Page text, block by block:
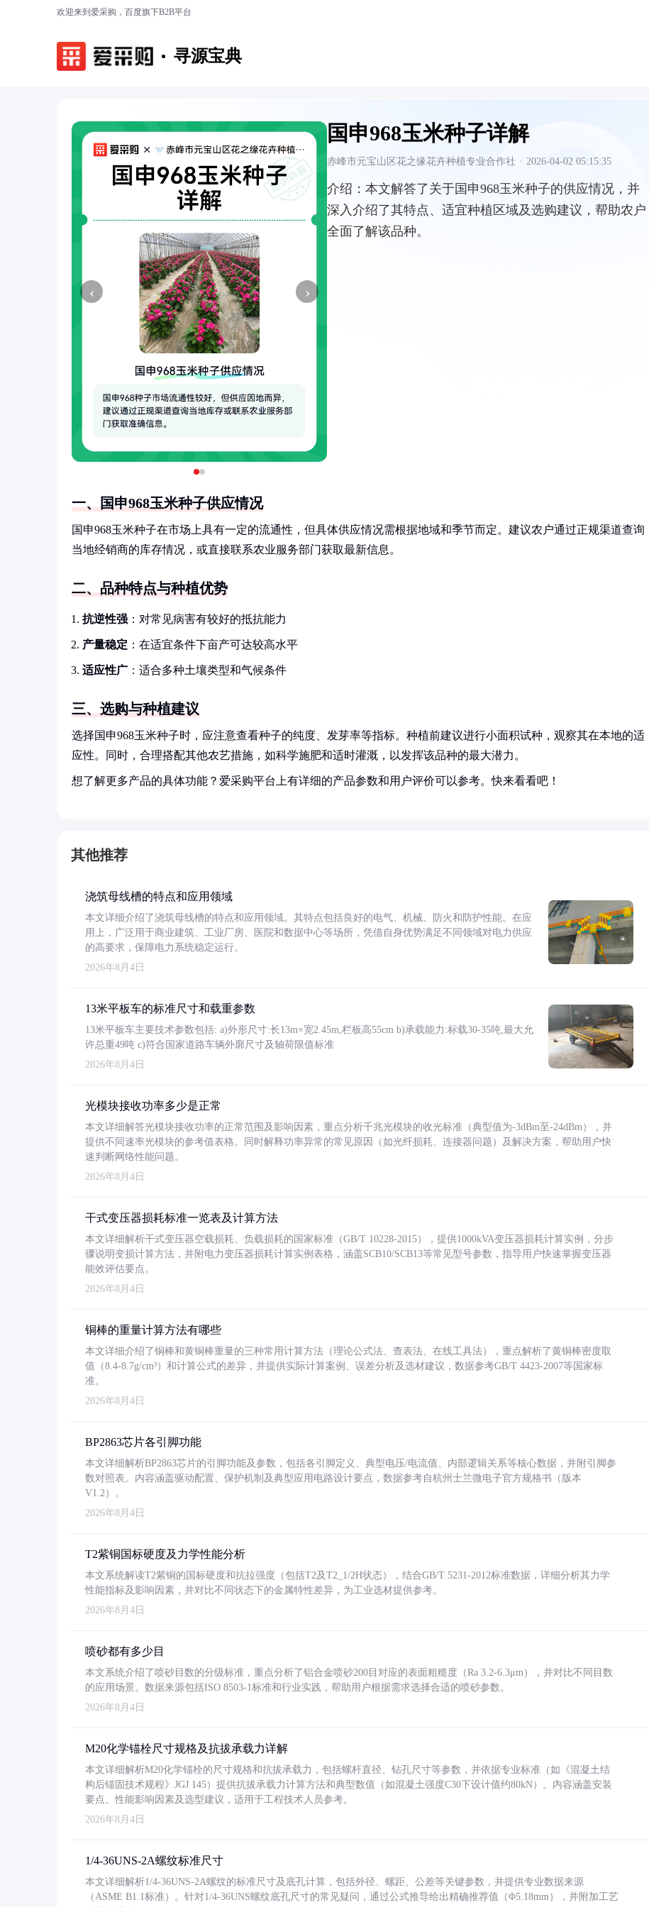
欢迎来到爱采购，百度旗下B2B平台
寻源宝典
‹ ›
国申968玉米种子详解
赤峰市元宝山区花之缘花卉种植专业合作社 · 2026-04-02 05:15:35
介绍： 本文解答了关于国申968玉米种子的供应情况，并
深入介绍了其特点、适宜种植区域及选购建议，帮助农户
全面了解该品种。
一、国申968玉米种子供应情况
国申968玉米种子在市场上具有一定的流通性，但具体供应情况需根据地域和季节而定。建议农户通过正规渠道查询
当地经销商的库存情况，或直接联系农业服务部门获取最新信息。
二、品种特点与种植优势
抗逆性强 ：对常见病害有较好的抵抗能力
产量稳定 ：在适宜条件下亩产可达较高水平
适应性广 ：适合多种土壤类型和气候条件
三、选购与种植建议
选择国申968玉米种子时，应注意查看种子的纯度、发芽率等指标。种植前建议进行小面积试种，观察其在本地的适
应性。同时，合理搭配其他农艺措施，如科学施肥和适时灌溉，以发挥该品种的最大潜力。
想了解更多产品的具体功能？爱采购平台上有详细的产品参数和用户评价可以参考。快来看看吧！
其他推荐
浇筑母线槽的特点和应用领域
本文详细介绍了浇筑母线槽的特点和应用领域。其特点包括良好的电气、机械、防火和防护性能。在应
用上，广泛用于商业建筑、工业厂房、医院和数据中心等场所，凭借自身优势满足不同领域对电力供应
的高要求，保障电力系统稳定运行。
2026年8月4日
13米平板车的标准尺寸和载重参数
13米平板车主要技术参数包括: a)外形尺寸:长13m×宽2.45m,栏板高55cm b)承载能力:标载30-35吨,最大允
许总重49吨 c)符合国家道路车辆外廓尺寸及轴荷限值标准
2026年8月4日
光模块接收功率多少是正常
本文详细解答光模块接收功率的正常范围及影响因素，重点分析千兆光模块的收光标准（典型值为-3dBm至-24dBm），并
提供不同速率光模块的参考值表格。同时解释功率异常的常见原因（如光纤损耗、连接器问题）及解决方案，帮助用户快
速判断网络性能问题。
2026年8月4日
干式变压器损耗标准一览表及计算方法
本文详细解析干式变压器空载损耗、负载损耗的国家标准（GB/T 10228-2015），提供1000kVA变压器损耗计算实例，分步
骤说明变损计算方法，并附电力变压器损耗计算实例表格，涵盖SCB10/SCB13等常见型号参数，指导用户快速掌握变压器
能效评估要点。
2026年8月4日
铜棒的重量计算方法有哪些
本文详细介绍了铜棒和黄铜棒重量的三种常用计算方法（理论公式法、查表法、在线工具法），重点解析了黄铜棒密度取
值（8.4-8.7g/cm³）和计算公式的差异，并提供实际计算案例、误差分析及选材建议，数据参考GB/T 4423-2007等国家标
准。
2026年8月4日
BP2863芯片各引脚功能
本文详细解析BP2863芯片的引脚功能及参数，包括各引脚定义、典型电压/电流值、内部逻辑关系等核心数据，并附引脚参
数对照表。内容涵盖驱动配置、保护机制及典型应用电路设计要点，数据参考自杭州士兰微电子官方规格书（版本
V1.2）。
2026年8月4日
T2紫铜国标硬度及力学性能分析
本文系统解读T2紫铜的国标硬度和抗拉强度（包括T2及T2_1/2H状态），结合GB/T 5231-2012标准数据，详细分析其力学
性能指标及影响因素，并对比不同状态下的金属特性差异，为工业选材提供参考。
2026年8月4日
喷砂都有多少目
本文系统介绍了喷砂目数的分级标准，重点分析了铝合金喷砂200目对应的表面粗糙度（Ra 3.2-6.3μm），并对比不同目数
的应用场景。数据来源包括ISO 8503-1标准和行业实践，帮助用户根据需求选择合适的喷砂参数。
2026年8月4日
M20化学锚栓尺寸规格及抗拔承载力详解
本文详细解析M20化学锚栓的尺寸规格和抗拔承载力，包括螺杆直径、钻孔尺寸等参数，并依据专业标准（如《混凝土结
构后锚固技术规程》JGJ 145）提供抗拔承载力计算方法和典型数值（如混凝土强度C30下设计值约80kN）。内容涵盖安装
要点、性能影响因素及选型建议，适用于工程技术人员参考。
2026年8月4日
1/4-36UNS-2A螺纹标准尺寸
本文详细解析1/4-36UNS-2A螺纹的标准尺寸及底孔计算，包括外径、螺距、公差等关键参数，并提供专业数据来源
（ASME B1.1标准）。针对1/4-36UNS螺纹底孔尺寸的常见疑问，通过公式推导给出精确推荐值（Φ5.18mm），并附加工艺